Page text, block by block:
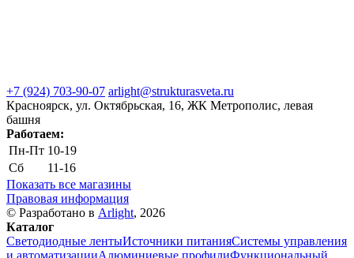
+7 (924) 703-90-07 arlight@strukturasveta.ru
Красноярск, ул. Октябрьская, 16, ЖК Метрополис, левая
башня
Работаем:
Пн-Пт 10-19
Сб
11-16
Показать все магазины
Правовая информация
© Разработано в Arlight, 2026
Каталог
Светодиодные лентыИсточники питанияСистемы управления
и автоматизацииАлюминиевые профилиФункциональный